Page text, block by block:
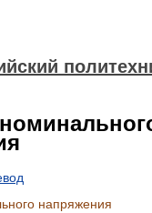
напряжения